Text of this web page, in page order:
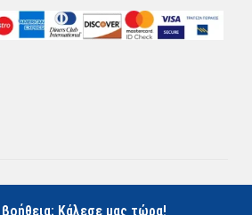
Reserved.
Κάλεσε μας τώρα!